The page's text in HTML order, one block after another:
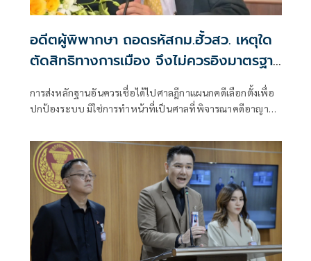
อดีตผู้พิพากษา ถอดรหัสกม.ฮั้วสว. เหตุใด
ตัดสิทธิทางการเมือง จึงไม่ควรอิงมาตรฐาน
เดียวกับคดีอาญา
การส่งหลักฐานอันควรเชื่อได้ไปศาลฎีกาแผนกคดีเลือกตั้งเพื่อ
ปกป้องระบบ มิใช่การทำหน้าที่เป็นศาลที่พิจารณาคดีอาญา